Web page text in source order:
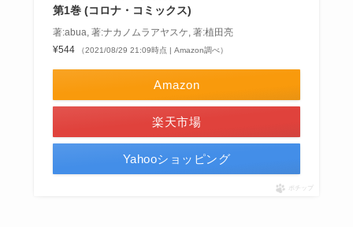
第1巻 (コロナ・コミックス)
著:abua, 著:ナカノムラアヤスケ, 著:植田亮
¥544
（2021/08/29 21:09時点 | Amazon調べ）
Amazon
楽天市場
Yahooショッピング
ポチップ